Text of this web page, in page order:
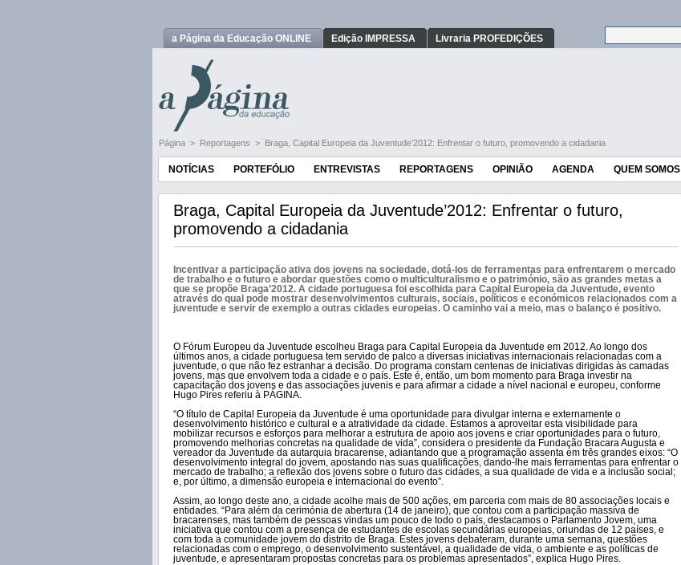
a Página da Educação ONLINE Edição IMPRESSA Livraria PROFEDIÇÕES
Página > Reportagens > Braga, Capital Europeia da Juventude’2012: Enfrentar o futuro, promovendo a cidadania
NOTÍCIAS PORTEFÓLIO ENTREVISTAS REPORTAGENS OPINIÃO AGENDA QUEM SOMOS
Braga, Capital Europeia da Juventude’2012: Enfrentar o futuro,
promovendo a cidadania
Incentivar a participação ativa dos jovens na sociedade, dotá-los de ferramentas para enfrentarem o mercado
de trabalho e o futuro e abordar questões como o multiculturalismo e o património, são as grandes metas a
que se propõe Braga’2012. A cidade portuguesa foi escolhida para Capital Europeia da Juventude, evento
através do qual pode mostrar desenvolvimentos culturais, sociais, políticos e económicos relacionados com a
juventude e servir de exemplo a outras cidades europeias. O caminho vai a meio, mas o balanço é positivo.
O Fórum Europeu da Juventude escolheu Braga para Capital Europeia da Juventude em 2012. Ao longo dos
últimos anos, a cidade portuguesa tem servido de palco a diversas iniciativas internacionais relacionadas com a
juventude, o que não fez estranhar a decisão. Do programa constam centenas de iniciativas dirigidas às camadas
jovens, mas que envolvem toda a cidade e o país. Este é, então, um bom momento para Braga investir na
capacitação dos jovens e das associações juvenis e para afirmar a cidade a nível nacional e europeu, conforme
Hugo Pires referiu à PÁGINA.
“O título de Capital Europeia da Juventude é uma oportunidade para divulgar interna e externamente o
desenvolvimento histórico e cultural e a atratividade da cidade. Estamos a aproveitar esta visibilidade para
mobilizar recursos e esforços para melhorar a estrutura de apoio aos jovens e criar oportunidades para o futuro,
promovendo melhorias concretas na qualidade de vida”, considera o presidente da Fundação Bracara Augusta e
vereador da Juventude da autarquia bracarense, adiantando que a programação assenta em três grandes eixos: “O
desenvolvimento integral do jovem, apostando nas suas qualificações, dando-lhe mais ferramentas para enfrentar o
mercado de trabalho; a reflexão dos jovens sobre o futuro das cidades, a sua qualidade de vida e a inclusão social;
e, por último, a dimensão europeia e internacional do evento”.
Assim, ao longo deste ano, a cidade acolhe mais de 500 ações, em parceria com mais de 80 associações locais e
entidades. “Para além da cerimónia de abertura (14 de janeiro), que contou com a participação massiva de
bracarenses, mas também de pessoas vindas um pouco de todo o país, destacamos o Parlamento Jovem, uma
iniciativa que contou com a presença de estudantes de escolas secundárias europeias, oriundas de 12 países, e
com toda a comunidade jovem do distrito de Braga. Estes jovens debateram, durante uma semana, questões
relacionadas com o emprego, o desenvolvimento sustentável, a qualidade de vida, o ambiente e as políticas de
juventude, e apresentaram propostas concretas para os problemas apresentados”, explica Hugo Pires.